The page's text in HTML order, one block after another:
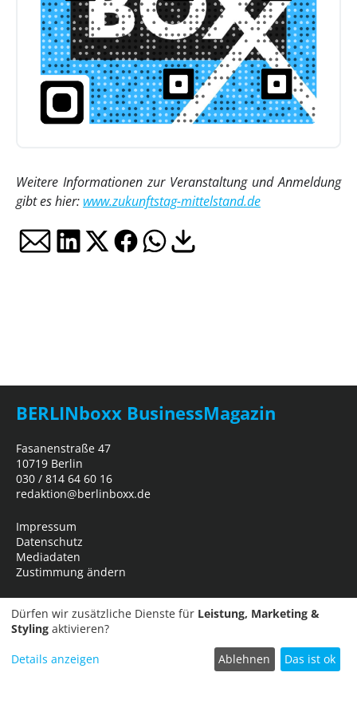
Weitere Informationen zur Veranstaltung und Anmeldung
gibt es hier: www.zukunftstag-mittelstand.de
BERLINboxx BusinessMagazin
Fasanenstraße 47
10719 Berlin
030 / 814 64 60 16
redaktion@berlinboxx.de
Impressum
Datenschutz
Mediadaten
Zustimmung ändern
Dürfen wir zusätzliche Dienste für Leistung, Marketing &
Styling aktivieren?
Details anzeigen Ablehnen Das ist ok